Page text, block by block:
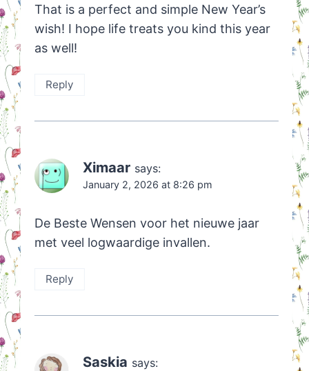
That is a perfect and simple New Year’s
wish! I hope life treats you kind this year
as well!
Reply
Ximaar says:
January 2, 2026 at 8:26 pm
De Beste Wensen voor het nieuwe jaar
met veel logwaardige invallen.
Reply
Saskia says: